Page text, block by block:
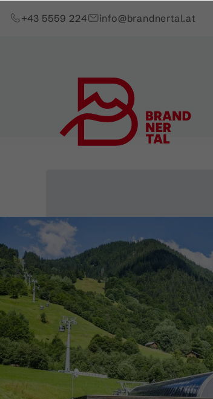
+43 5559 224
info@brandnertal.at